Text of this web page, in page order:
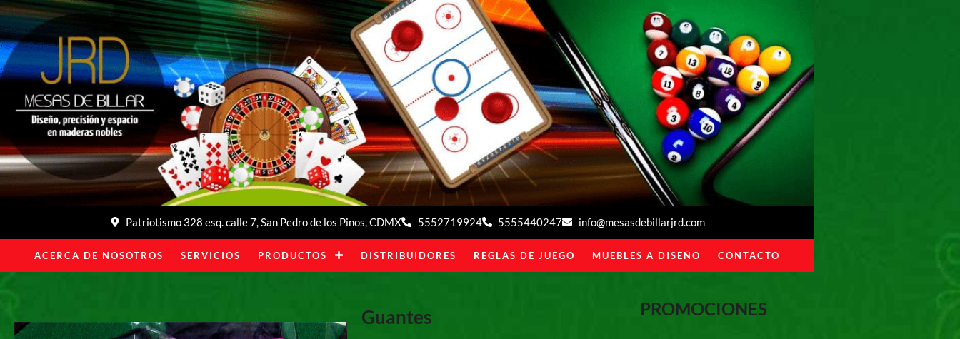
Patriotismo 328 esq. calle 7, San Pedro de los Pinos, CDMX 5552719924 5555440247 info@mesasdebillarjrd.com
ACERCA DE NOSOTROS SERVICIOS PRODUCTOS DISTRIBUIDORES REGLAS DE JUEGO MUEBLES A DISEÑO CONTACTO
Guantes PROMOCIONES